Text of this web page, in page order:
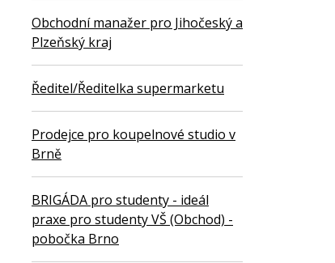
Obchodní manažer pro Jihočeský a
Plzeňský kraj
Ředitel/Ředitelka supermarketu
Prodejce pro koupelnové studio v
Brně
BRIGÁDA pro studenty - ideál
praxe pro studenty VŠ (Obchod) -
pobočka Brno